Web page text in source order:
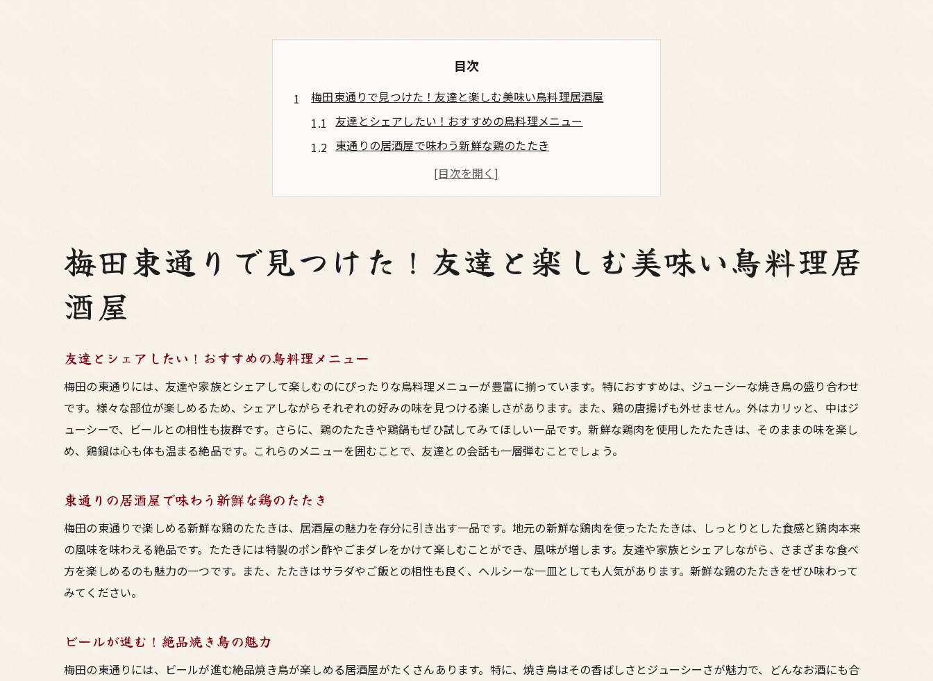
目次
梅田東通りで見つけた！友達と楽しむ美味い鳥料理居酒屋
友達とシェアしたい！おすすめの鳥料理メニュー
東通りの居酒屋で味わう新鮮な鶏のたたき
ビールが進む！絶品焼き鳥の魅力
居心地抜群！アットホームな雰囲気の鳥料理店
家族で訪れたい！梅田の隠れ家的鳥料理呑みスポット
お子様も大満足！キッズメニューが充実
家族団らんにぴったりの居酒屋選びのポイント
アットホームな雰囲気で楽しむ家族の外食
東通りの魅力！リーズナブルで絶品な鳥料理が味わえる居酒屋
お財布に優しい！コスパ抜群の鳥料理メニュー
安くて美味しい！お酒との相性抜群の鳥料理
学生にもおすすめ！賑やかで楽しい居酒屋の雰囲気
東通りの居酒屋で発見！隠れた名店の魅力
梅田東通りで見つけた！友達と楽しむ美味い鳥料理居
酒屋
友達とシェアしたい！おすすめの鳥料理メニュー
梅田の東通りには、友達や家族とシェアして楽しむのにぴったりな鳥料理メニューが豊富に揃っています。特におすすめは、ジューシーな焼き鳥の盛り合わせ
です。様々な部位が楽しめるため、シェアしながらそれぞれの好みの味を見つける楽しさがあります。また、鶏の唐揚げも外せません。外はカリッと、中はジ
ューシーで、ビールとの相性も抜群です。さらに、鶏のたたきや鶏鍋もぜひ試してみてほしい一品です。新鮮な鶏肉を使用したたたきは、そのままの味を楽し
め、鶏鍋は心も体も温まる絶品です。これらのメニューを囲むことで、友達との会話も一層弾むことでしょう。
東通りの居酒屋で味わう新鮮な鶏のたたき
梅田の東通りで楽しめる新鮮な鶏のたたきは、居酒屋の魅力を存分に引き出す一品です。地元の新鮮な鶏肉を使ったたたきは、しっとりとした食感と鶏肉本来
の風味を味わえる絶品です。たたきには特製のポン酢やごまダレをかけて楽しむことができ、風味が増します。友達や家族とシェアしながら、さまざまな食べ
方を楽しめるのも魅力の一つです。また、たたきはサラダやご飯との相性も良く、ヘルシーな一皿としても人気があります。新鮮な鶏のたたきをぜひ味わって
みてください。
ビールが進む！絶品焼き鳥の魅力
梅田の東通りには、ビールが進む絶品焼き鳥が楽しめる居酒屋がたくさんあります。特に、焼き鳥はその香ばしさとジューシーさが魅力で、どんなお酒にも合